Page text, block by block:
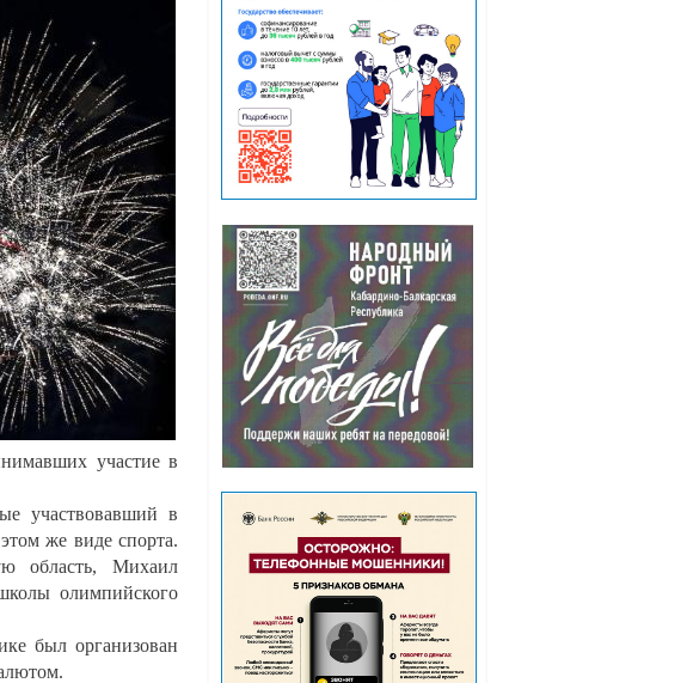
участие в
участвовавший в
же виде спорта.
область, Михаил
олимпийского
был организован